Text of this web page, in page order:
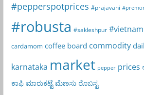
#pepperspotprices #prajavani
#robusta #sakleshpur #vietnam
cardamom coffee board commodity
karnataka market pepper prices
ಕಾಫಿ ಮಾರುಕಟ್ಟೆ ಮೆಣಸು ರೊಬಸ್ಟ